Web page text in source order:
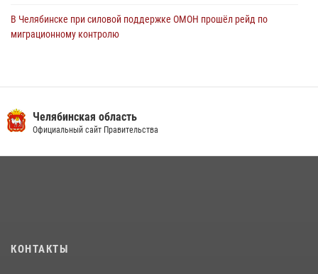
В Челябинске при силовой поддержке ОМОН прошёл рейд по
миграционному контролю
13 июля 2026, 03:02 5
Челябинская область
Официальный сайт Правительства
КОНТАКТЫ